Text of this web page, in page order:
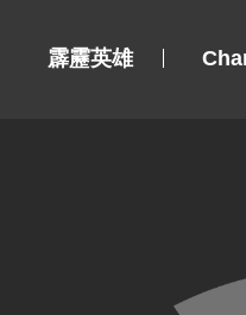
霹靂英雄